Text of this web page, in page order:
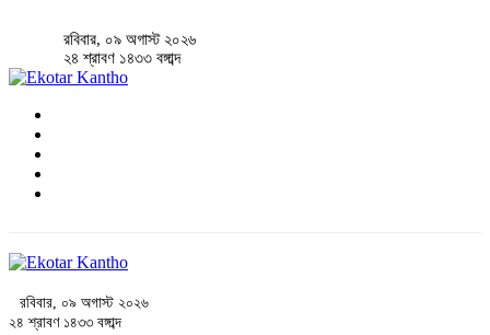
রবিবার, ০৯ অগাস্ট ২০২৬
২৪ শ্রাবণ ১৪৩৩ বঙ্গাব্দ
রবিবার, ০৯ অগাস্ট ২০২৬
২৪ শ্রাবণ ১৪৩৩ বঙ্গাব্দ